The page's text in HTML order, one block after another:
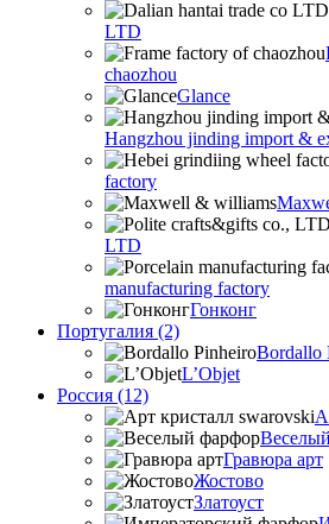
LTD
chaozhou
Glance
Hangzhou jinding import &
factory
LTD
manufacturing factory
Гонконг
Португалия (2)
Bordallo
L’Objet
Россия (12)
Гравюра арт
Жостово
Златоуст